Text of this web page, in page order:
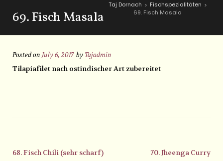
69. Fisch Masala
Taj Dornach > Fischspezialitäten >
69. Fisch Masala
Posted on July 6, 2017 by Tajadmin
Tilapiafilet nach ostindischer Art zubereitet
68. Fisch Chili (sehr scharf) 70. Jheenga Curry